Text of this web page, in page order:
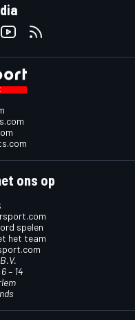
ons op
spelen
het team
– 14